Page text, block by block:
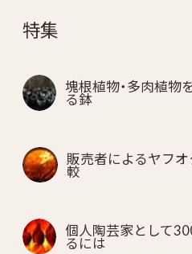
特集
塊根植物・多肉植物
る鉢
販売者によるヤフ
較
個人陶芸家として
るには